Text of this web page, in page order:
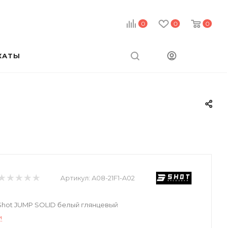
0 0 0
Артикул: A08-21F1-A02
JUMP SOLID белый глянцевый